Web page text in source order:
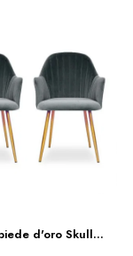
d'oro Skull...